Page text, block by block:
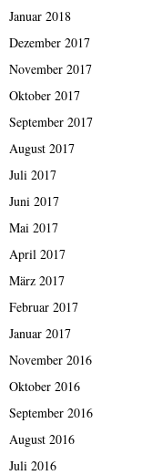
Januar 2018
Dezember 2017
November 2017
Oktober 2017
September 2017
August 2017
Juli 2017
Juni 2017
Mai 2017
April 2017
März 2017
Februar 2017
Januar 2017
November 2016
Oktober 2016
September 2016
August 2016
Juli 2016